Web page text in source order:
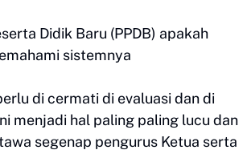
Didik Baru (PPDB) apakah
sistemnya
di cermati di evaluasi dan di
menjadi hal paling paling lucu dan
segenap pengurus Ketua serta